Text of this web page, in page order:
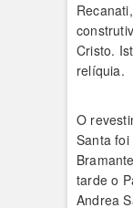
Cristo.
relíquia.
O
Santa
tarde o
Andrea